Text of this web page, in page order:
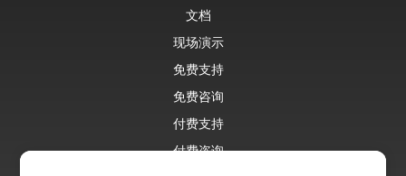
文档
现场演示
免费支持
免费咨询
付费支持
付费咨询